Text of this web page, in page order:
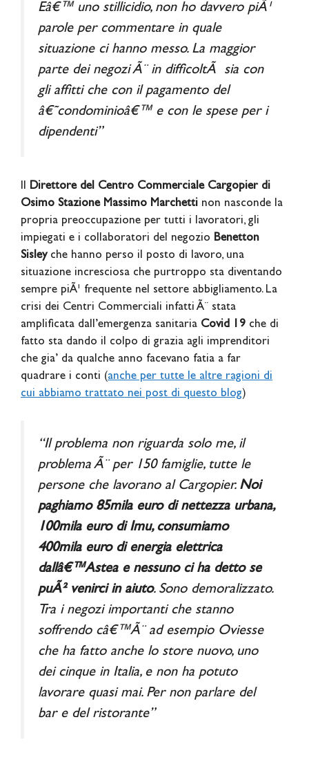
Eâ€™ uno stillicidio, non ho davvero piÃ¹
parole per commentare in quale
situazione ci hanno messo. La maggior
parte dei negozi Ã¨ in difficoltÃ sia con
gli affitti che con il pagamento del
â€˜condominioâ€™ e con le spese per i
dipendenti”
Il Direttore del Centro Commerciale Cargopier di
Osimo Stazione Massimo Marchetti non nasconde la
propria preoccupazione per tutti i lavoratori, gli
impiegati e i collaboratori del negozio Benetton
Sisleyche hanno perso il posto di lavoro, una
situazione incresciosa che purtroppo sta diventando
sempre piÃ¹ frequente nel settore abbigliamento. La
crisi dei Centri Commerciali infatti Ã¨ stata
amplificata dall’emergenza sanitaria Covid 19 che di
fatto sta dando il colpo di grazia agli imprenditori
che gia’ da qualche anno facevano fatia a far
quadrare i conti (anche per tutte le altre ragioni di
cui abbiamo trattato nei post di questo blog)
“Il problema non riguarda solo me, il
problema Ã¨ per 150 famiglie, tutte le
persone che lavorano al Cargopier. Noi
paghiamo 85mila euro di nettezza urbana,
100mila euro di Imu, consumiamo
400mila euro di energia elettrica
dallâ€™Astea e nessuno ci ha detto se
puÃ² venirci in aiuto. Sono demoralizzato.
Tra i negozi importanti che stanno
soffrendo câ€™Ã¨ ad esempio Oviesse
che ha fatto anche lo store nuovo, uno
dei cinque in Italia, e non ha potuto
lavorare quasi mai. Per non parlare del
bar e del ristorante”